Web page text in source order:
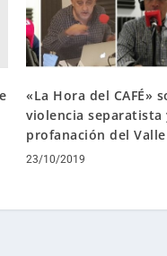
«La Hora del CAFÉ»
violencia separatista
profanación del Valle
23/10/2019